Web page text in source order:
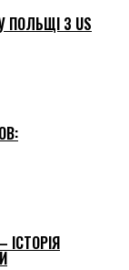
ПОЛЬЩІ З US
ІСТОРІЯ